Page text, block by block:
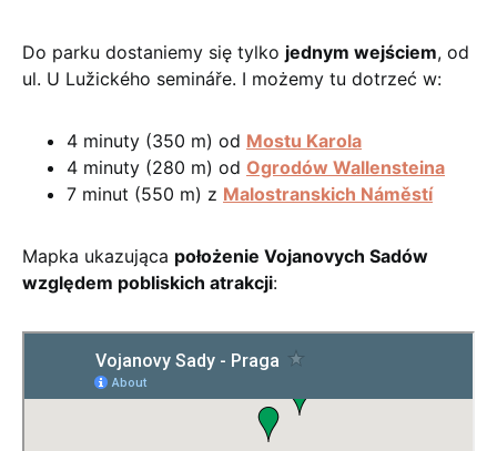
Do parku dostaniemy się tylko jednym wejściem, od
ul. U Lužického semináře. I możemy tu dotrzeć w:
4 minuty (350 m) od Mostu Karola
4 minuty (280 m) od Ogrodów Wallensteina
7 minut (550 m) z Malostranskich Náměstí
Mapka ukazująca położenie Vojanovych Sadów
względem pobliskich atrakcji: